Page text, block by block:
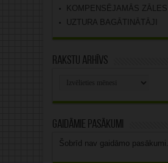
KOMPENSĒJAMĀS ZĀLES
UZTURA BAGĀTINĀTĀJI
Rakstu arhīvs
Gaidāmie pasākumi
Šobrīd nav gaidāmo pasākumi.